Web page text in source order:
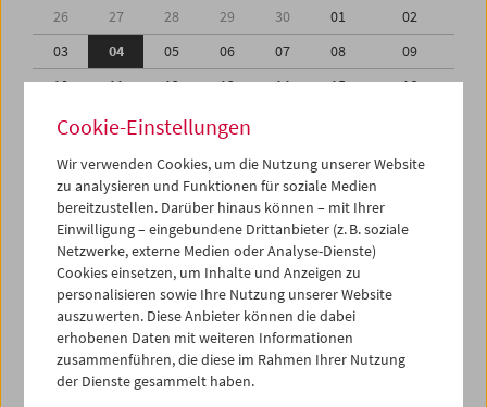
26 27 28 29 30 01
02
03
04 05 06 07 08
09
10
11 12 13 14 15
16
17
18 19 20
24
26 28
30
31
01 02 03 04 05
iCalender
Programmheft-PDF
English language or subtitles
< Vorherige Woche
Cookie-Einstellungen
Wir verwenden Cookies, um die Nutzung unserer Website
zu analysieren und Funktionen für soziale Medien
bereitzustellen. Darüber hinaus können – mit Ihrer
Einwilligung – eingebundene Drittanbieter (z. B. soziale
Netzwerke, externe Medien oder Analyse-Dienste)
Cookies einsetzen, um Inhalte und Anzeigen zu
personalisieren sowie Ihre Nutzung unserer Website
auszuwerten. Diese Anbieter können die dabei
erhobenen Daten mit weiteren Informationen
zusammenführen, die diese im Rahmen Ihrer Nutzung
der Dienste gesammelt haben.